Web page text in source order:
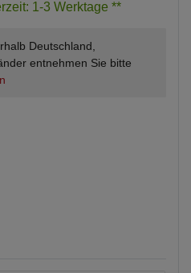
1-3 Werktage **
Deutschland,
entnehmen Sie bitte